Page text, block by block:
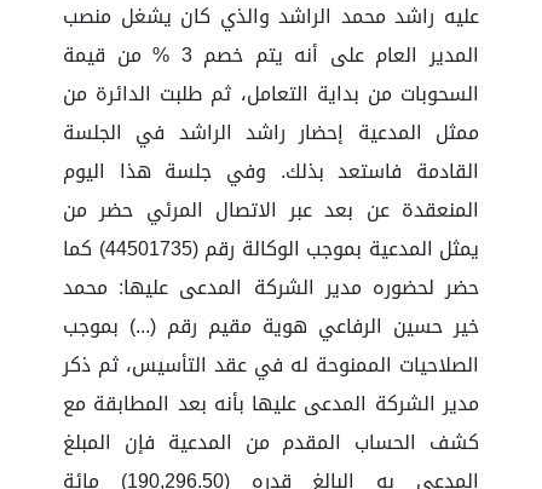
عليه راشد محمد الراشد والذي كان يشغل منصب
المدير العام على أنه يتم خصم 3 % من قيمة
السحوبات من بداية التعامل، ثم طلبت الدائرة من
ممثل المدعية إحضار راشد الراشد في الجلسة
القادمة فاستعد بذلك. وفي جلسة هذا اليوم
المنعقدة عن بعد عبر الاتصال المرئي حضر من
يمثل المدعية بموجب الوكالة رقم (44501735) كما
حضر لحضوره مدير الشركة المدعى عليها: محمد
خير حسين الرفاعي هوية مقيم رقم (...) بموجب
الصلاحيات الممنوحة له في عقد التأسيس، ثم ذكر
مدير الشركة المدعى عليها بأنه بعد المطابقة مع
كشف الحساب المقدم من المدعية فإن المبلغ
المدعى به البالغ قدره (190,296.50) مائة